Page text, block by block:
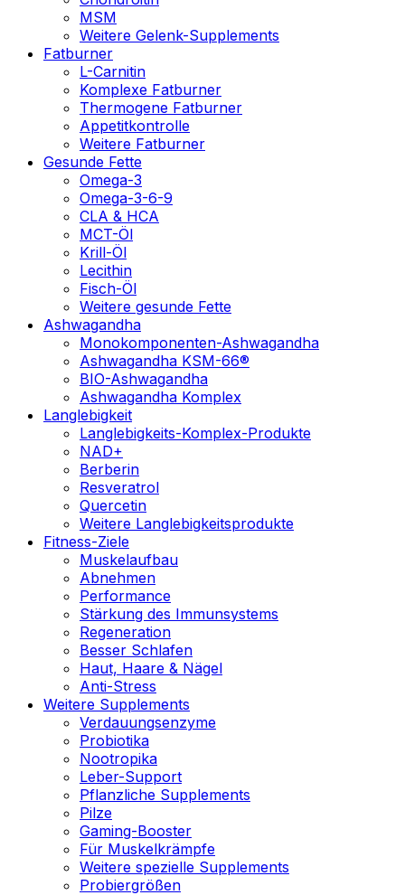
MSM
Weitere Gelenk-Supplements
Fatburner
L-Carnitin
Komplexe Fatburner
Thermogene Fatburner
Appetitkontrolle
Weitere Fatburner
Gesunde Fette
Omega-3
Omega-3-6-9
CLA & HCA
MCT-Öl
Krill-Öl
Lecithin
Fisch-Öl
Weitere gesunde Fette
Ashwagandha
Monokomponenten-Ashwagandha
Ashwagandha KSM-66®
BIO-Ashwagandha
Ashwagandha Komplex
Langlebigkeit
Langlebigkeits-Komplex-Produkte
NAD+
Berberin
Resveratrol
Quercetin
Weitere Langlebigkeitsprodukte
Fitness-Ziele
Muskelaufbau
Abnehmen
Performance
Stärkung des Immunsystems
Regeneration
Besser Schlafen
Haut, Haare & Nägel
Anti-Stress
Weitere Supplements
Verdauungsenzyme
Probiotika
Nootropika
Leber-Support
Pflanzliche Supplements
Pilze
Gaming-Booster
Für Muskelkrämpfe
Weitere spezielle Supplements
Probiergrößen